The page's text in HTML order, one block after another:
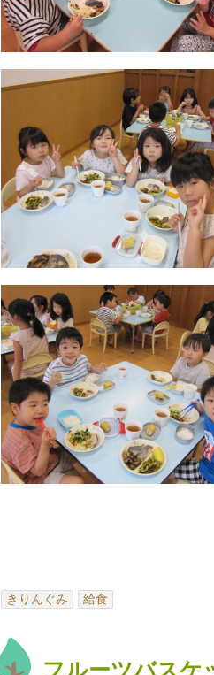
きりんぐみ 給食
フルーツバスケ